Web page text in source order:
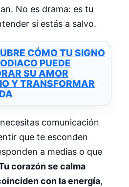
No es drama: es tu
si estás a salvo.
CÓMO TU SIGNO
PUEDE
SU AMOR
Y TRANSFORMAR
comunicación
que te esconden
a medias o que
corazón se calma
con la energía,